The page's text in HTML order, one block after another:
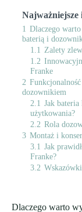
Najważniejsze
1 Dlaczego
baterią i
1.1 Zalety
1.2
Franke
2
dozownikiem
2.1 Jak
użytkowania?
2.2 Rola
3 Montaż i
3.1 Jak
Franke?
3.2
Dlaczego warto